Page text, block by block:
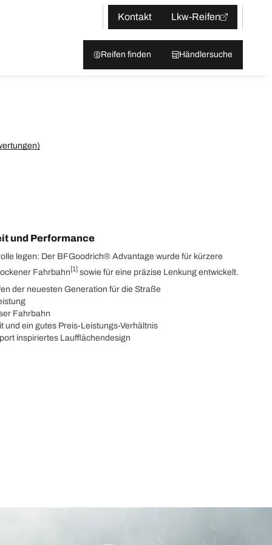
Kontakt Lkw-Reifen
Reifen finden Händlersuche
und Performance
legen: Der BFGoodrich® Advantage wurde für kürzere
Fahrbahn[1] sowie für eine präzise Lenkung entwickelt.
der neuesten Generation für die Straße
Fahrbahn
und ein gutes Preis-Leistungs-Verhältnis
inspiriertes Laufflächendesign